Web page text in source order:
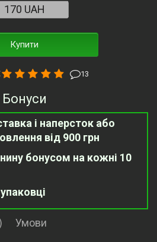
Купити
13
Бонуси
і наперсток або
від 900 грн
бонусом на кожні 10
Умови